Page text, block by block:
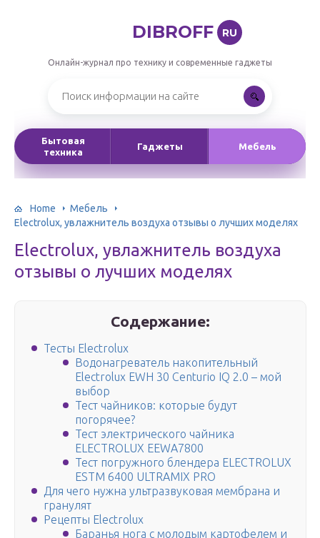
DIBROFF RU
Онлайн-журнал про технику и современные гаджеты
Бытовая
техника
Гаджеты Мебель
Home
Мебель
Electrolux, увлажнитель воздуха отзывы о лучших моделях
Electrolux, увлажнитель воздуха
отзывы о лучших моделях
Содержание:
Тесты Electrolux
Водонагреватель накопительный
Electrolux EWH 30 Centurio IQ 2.0 – мой
выбор
Тест чайников: которые будут
погорячее?
Тест электрического чайника
ELECTROLUX EEWA7800
Тест погружного блендера ELECTROLUX
ESTM 6400 ULTRAMIX PRO
Для чего нужна ультразвуковая мембрана и
гранулят
Рецепты Electrolux
Баранья нога с молодым картофелем и